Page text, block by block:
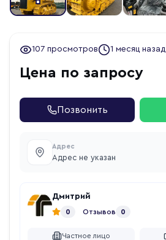
107 просмотров 1 месяц назад
Цена по запросу
Позвонить
Адрес
Адрес не указан
Дмитрий
0 Отзывов 0
Частное лицо